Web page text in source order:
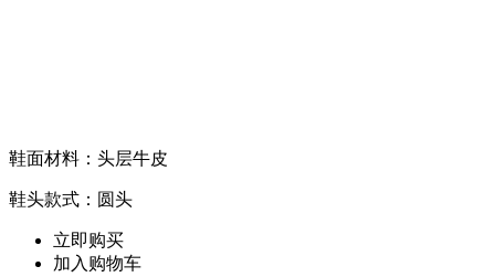
鞋面材料：头层牛皮
鞋头款式：圆头
立即购买
加入购物车